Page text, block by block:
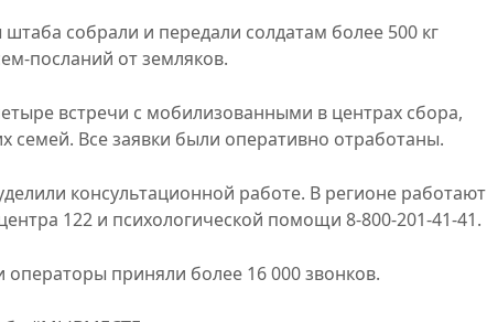
штаба собрали и передали солдатам более 500 кг
посланий от земляков.
встречи с мобилизованными в центрах сбора,
семей. Все заявки были оперативно отработаны.
консультационной работе. В регионе работают
122 и психологической помощи 8-800-201-41-41.
приняли более 16 000 звонков.